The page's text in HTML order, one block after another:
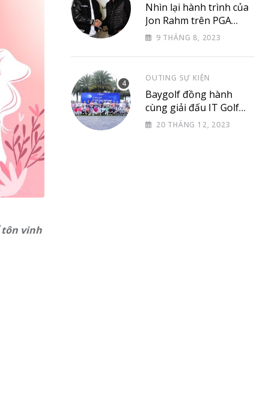
tôn vinh
Nhìn lại hành trình của
Jon Rahm trên PGA
Tour9 THÁNG 8, 2023
OUTING SỰ KIỆN
Baygolf đồng hành
cùng giải đấu IT Golf
Club & Friend
20 THÁNG 12, 2023